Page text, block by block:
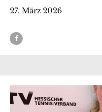
27. März 2026